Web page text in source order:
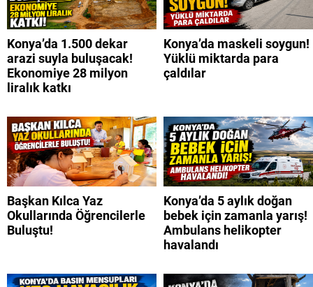
Konya’da 1.500 dekar
arazi suyla buluşacak!
Ekonomiye 28 milyon
liralık katkı
Konya’da maskeli soygun!
Yüklü miktarda para
çaldılar
Başkan Kılca Yaz
Okullarında Öğrencilerle
Buluştu!
Konya’da 5 aylık doğan
bebek için zamanla yarış!
Ambulans helikopter
havalandı